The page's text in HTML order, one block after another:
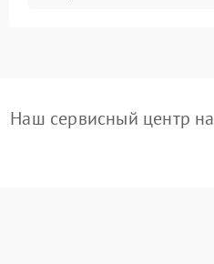
Наш сервисный центр